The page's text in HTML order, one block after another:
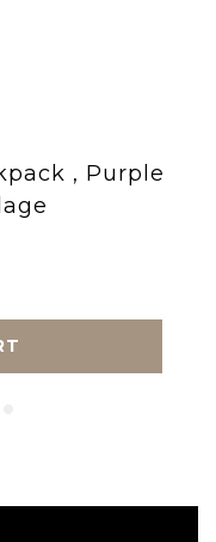
, Purple